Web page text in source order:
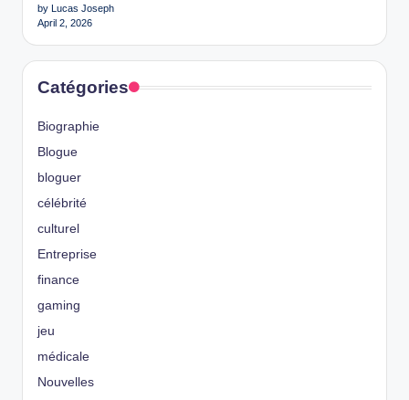
by Lucas Joseph
April 2, 2026
Catégories
Biographie
Blogue
bloguer
célébrité
culturel
Entreprise
finance
gaming
jeu
médicale
Nouvelles